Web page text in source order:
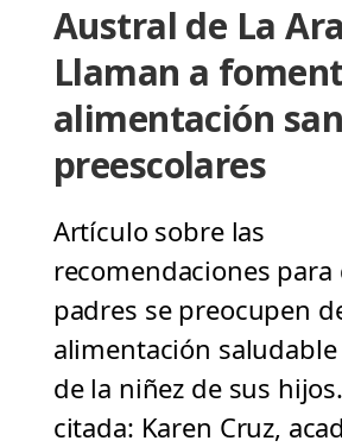
Austral de La
Llaman a
alimentación
preescolares
Artículo sobre las
recomendaciones para
padres se preocupen
alimentación
de la niñez de sus
citada: Karen Cruz,